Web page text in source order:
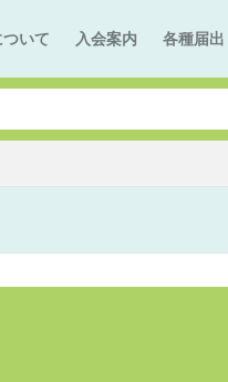
いて 入会案内 各種届出